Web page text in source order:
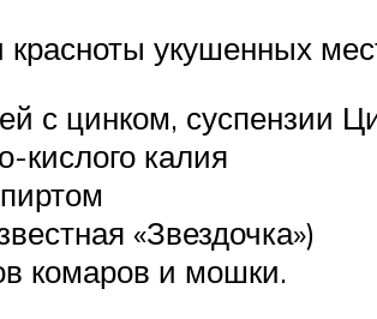
укушенных
с цинком, суспензии
кислого калия
«Звездочка»)
комаров и мошки.